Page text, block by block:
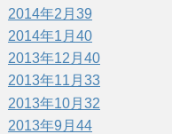
2014年2月 39
2014年1月 40
2013年12月 40
2013年11月 33
2013年10月 32
2013年9月 44